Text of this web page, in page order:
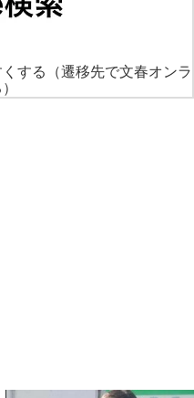
する
（遷移先で文春オンラ